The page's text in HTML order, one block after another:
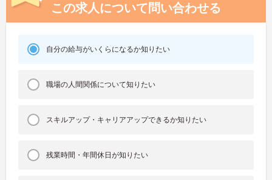
この求人について問い合わせる
自分の給与がいくらになるか知りたい
職場の人間関係について知りたい
スキルアップ・キャリアアップできるか知りたい
残業時間・年間休日が知りたい